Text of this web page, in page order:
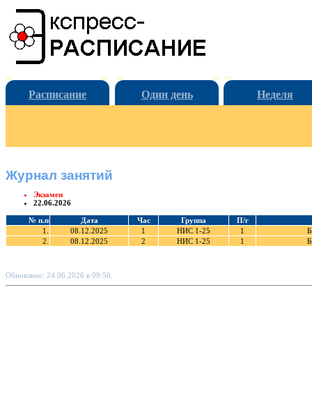
Расписание Один день Неделя
Журнал занятий
Экзамен
22.06.2026
№ п.п Дата Час Группа
П/г
1.
08.12.2025 1 НИС 1-25 1
2.
08.12.2025 2 НИС 1-25 1
Обновлено: 24.06.2026 в 09:50.